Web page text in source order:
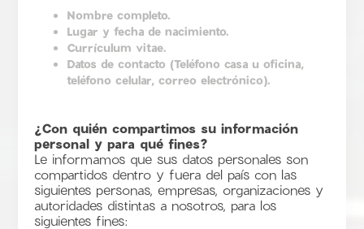
Nombre completo.
Lugar y fecha de nacimiento.
Currículum vitae.
Datos de contacto (Teléfono casa u oficina,
teléfono celular, correo electrónico).
¿Con quién compartimos su información
personal y para qué fines?
Le informamos que sus datos personales son
compartidos dentro y fuera del país con las
siguientes personas, empresas, organizaciones y
autoridades distintas a nosotros, para los
siguientes fines: